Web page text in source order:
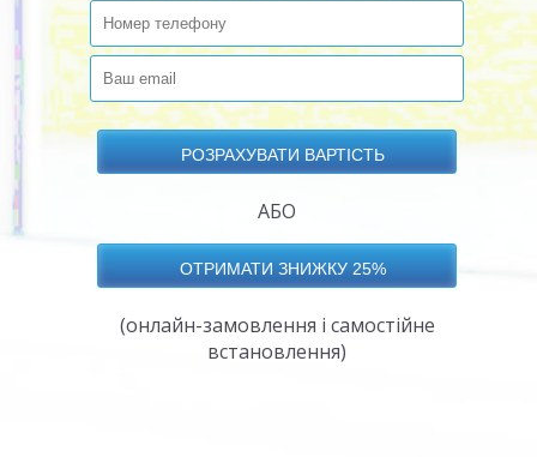
АБО
(онлайн-замовлення і самостійне
встановлення)